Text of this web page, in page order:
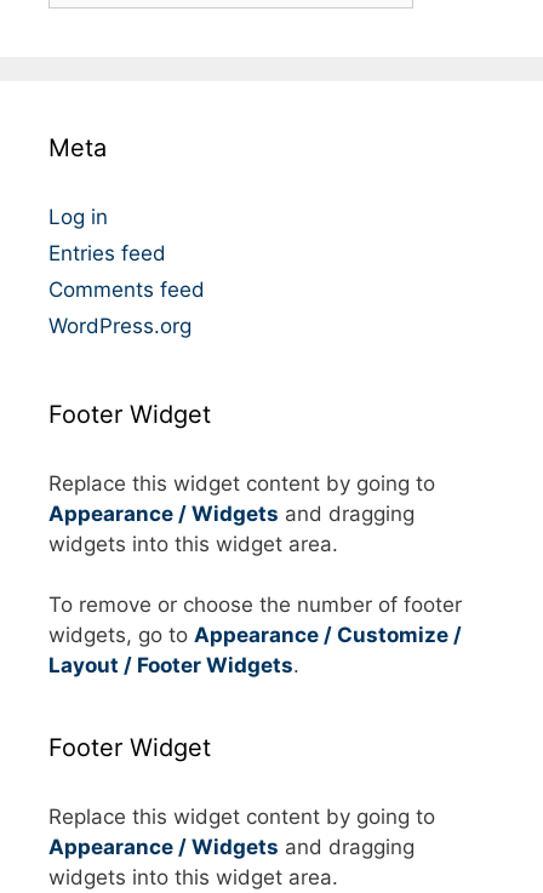
r
e
s
Meta
Log in
Entries feed
Comments feed
WordPress.org
Footer Widget
Replace this widget content by going to
Appearance / Widgets and dragging
widgets into this widget area.
To remove or choose the number of footer
widgets, go to Appearance / Customize /
Layout / Footer Widgets.
Footer Widget
Replace this widget content by going to
Appearance / Widgets and dragging
widgets into this widget area.